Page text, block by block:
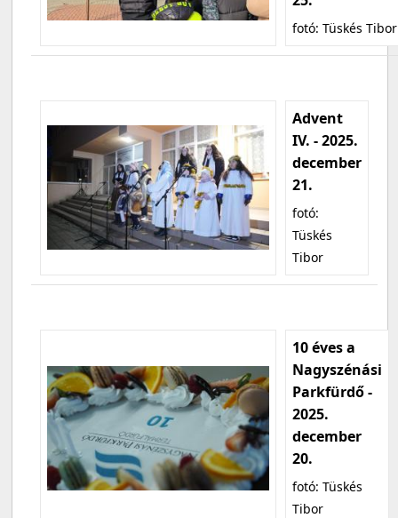
fotó: Tüskés Tibor
Advent
IV. - 2025.
december
21.
fotó:
Tüskés
Tibor
10 éves a
Nagyszénási
Parkfürdő -
2025.
december
20.
fotó: Tüskés
Tibor